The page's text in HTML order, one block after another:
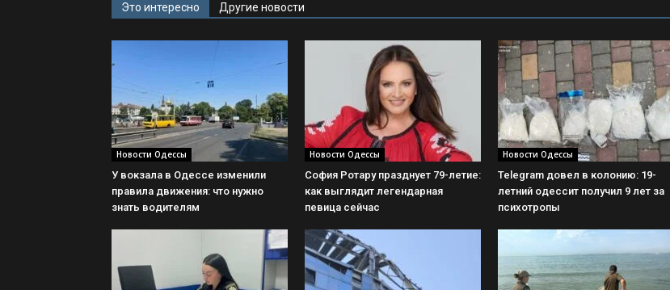
Это интересно Другие новости
Новости Одессы
У вокзала в Одессе изменили
правила движения: что нужно
знать водителям
Новости Одессы
София Ротару празднует 79-летие:
как выглядит легендарная
певица сейчас
Новости Одессы
Telegram довел в колонию: 19-
летний одессит получил 9 лет за
психотропы